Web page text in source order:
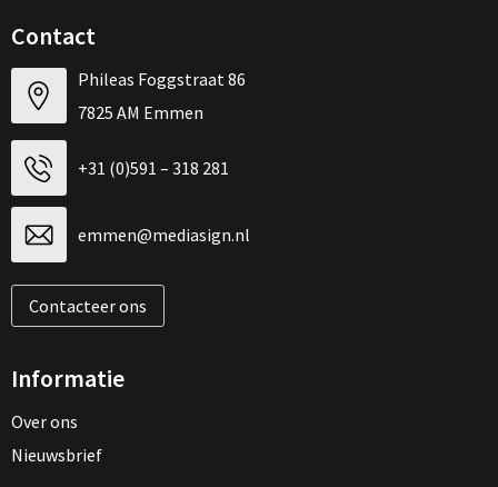
Contact
Phileas Foggstraat 86
7825 AM Emmen
+31 (0)591 – 318 281
emmen@mediasign.nl
Contacteer ons
Informatie
Over ons
Nieuwsbrief